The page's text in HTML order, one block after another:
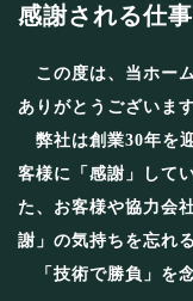
感謝される仕
この度は、当ホー
ありがとうございます
弊社は創業30年を
客様に「感謝」して
た、お客様や協力会
謝」の気持ちを忘れ
「技術で勝負」を